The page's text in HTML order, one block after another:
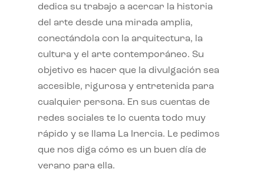
dedica su trabajo a acercar la historia
del arte desde una mirada amplia,
conectándola con la arquitectura, la
cultura y el arte contemporáneo. Su
objetivo es hacer que la divulgación sea
accesible, rigurosa y entretenida para
cualquier persona. En sus cuentas de
redes sociales te lo cuenta todo muy
rápido y se llama La Inercia. Le pedimos
que nos diga cómo es un buen día de
verano para ella.